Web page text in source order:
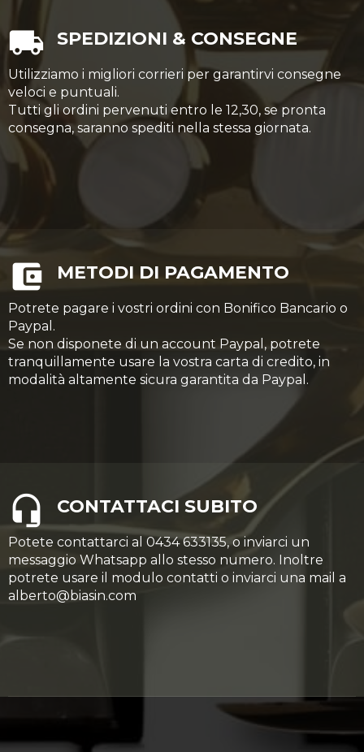
SPEDIZIONI & CONSEGNE
Utilizziamo i migliori corrieri per garantirvi consegne
veloci e puntuali.
Tutti gli ordini pervenuti entro le 12,30, se pronta
consegna, saranno spediti nella stessa giornata.
METODI DI PAGAMENTO
Potrete pagare i vostri ordini con Bonifico Bancario o
Paypal.
Se non disponete di un account Paypal, potrete
tranquillamente usare la vostra carta di credito, in
modalità altamente sicura garantita da Paypal.
CONTATTACI SUBITO
Potete contattarci al 0434 633135, o inviarci un
messaggio Whatsapp allo stesso numero. Inoltre
potrete usare il modulo contatti o inviarci una mail a
alberto@biasin.com